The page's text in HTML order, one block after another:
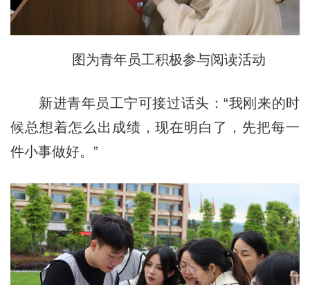
图为青年员工积极参与阅读活动
新进青年员工宁可接过话头：“我刚来的时
候总想着怎么出成绩，现在明白了，先把每一
件小事做好。”